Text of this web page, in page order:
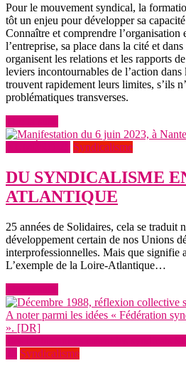
Pour le mouvement syndical, la
tôt un enjeu pour développer sa
Connaître et comprendre l’organisation
l’entreprise, sa place dans la cité et
organisent les relations et les rapports
leviers incontournables de l’action
trouvent rapidement leurs limites, s’ils
problématiques transverses.
Syndicalisme
DU SYNDICALISME
ATLANTIQUE
25 années de Solidaires, cela se traduit
développement certain de nos Unions
interprofessionnelles. Mais que signifie
L’exemple de la Loire-Atlantique…
Syndicalisme